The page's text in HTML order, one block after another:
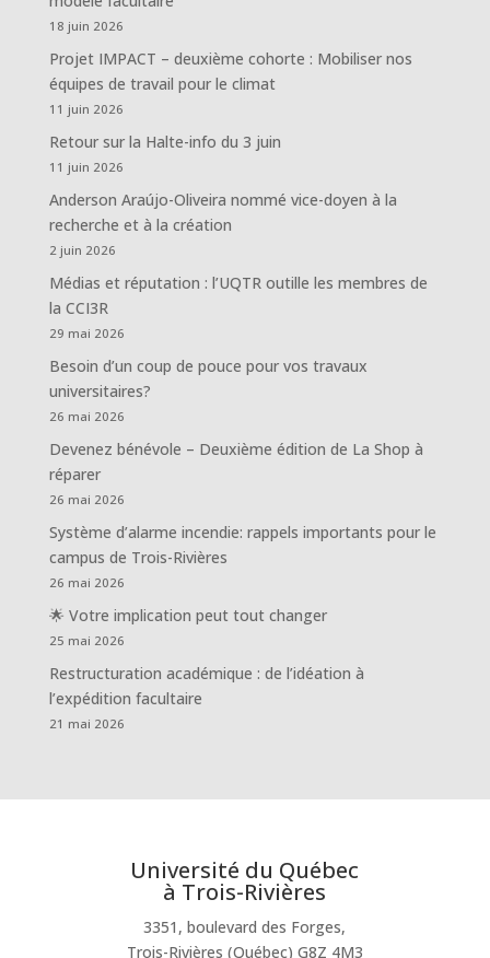
18 juin 2026
Projet IMPACT – deuxième cohorte : Mobiliser nos
équipes de travail pour le climat
11 juin 2026
Retour sur la Halte-info du 3 juin
11 juin 2026
Anderson Araújo-Oliveira nommé vice-doyen à la
recherche et à la création
2 juin 2026
Médias et réputation : l’UQTR outille les membres de
la CCI3R
29 mai 2026
Besoin d’un coup de pouce pour vos travaux
universitaires?
26 mai 2026
Devenez bénévole – Deuxième édition de La Shop à
réparer
26 mai 2026
Système d’alarme incendie: rappels importants pour le
campus de Trois-Rivières
26 mai 2026
🌟 Votre implication peut tout changer
25 mai 2026
Restructuration académique : de l’idéation à
l’expédition facultaire
21 mai 2026
Université du Québec
à Trois-Rivières
3351, boulevard des Forges,
Trois-Rivières (Québec) G8Z 4M3